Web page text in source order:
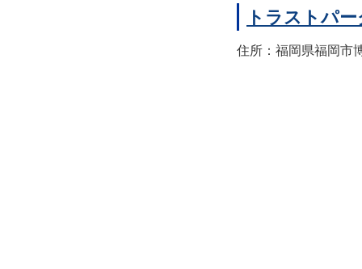
トラストパ
住所：福岡県福岡市